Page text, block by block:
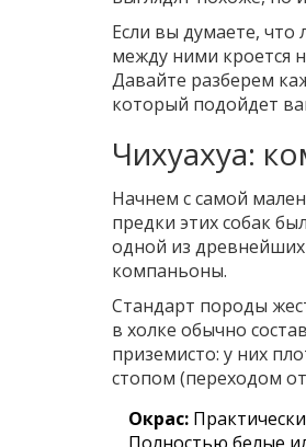
Если вы думаете, что
между ними кроется
Давайте разберем
который подойдет
Чихуахуа:
Начнем с самой
предки этих собак
одной из
компаньоны.
Стандарт породы
в холке обычно
приземисто: у них
стопом (переходом
Окрас: